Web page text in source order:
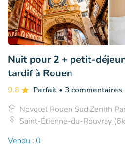
Nuit pour 2 + petit-
tardif à Rouen
9.8 Parfait • 3 commentaires
Novotel Rouen Sud Zenith
Saint-Étienne-du-Rouvray
Vendu : 0